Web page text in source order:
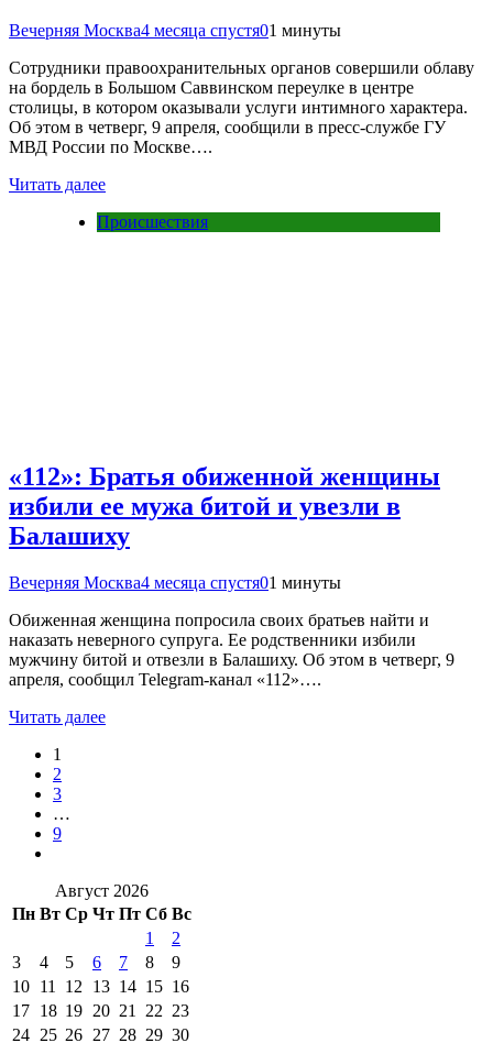
Вечерняя Москва4 месяца спустя01 минуты
Сотрудники правоохранительных органов совершили облаву
на бордель в Большом Саввинском переулке в центре
столицы, в котором оказывали услуги интимного характера.
Об этом в четверг, 9 апреля, сообщили в пресс-службе ГУ
МВД России по Москве….
Читать далее
Происшествия
«112»: Братья обиженной женщины
избили ее мужа битой и увезли в
Балашиху
Вечерняя Москва4 месяца спустя01 минуты
Обиженная женщина попросила своих братьев найти и
наказать неверного супруга. Ее родственники избили
мужчину битой и отвезли в Балашиху. Об этом в четверг, 9
апреля, сообщил Telegram-канал «112»….
Читать далее
1
2
3
…
9
Август 2026
Пн Вт Ср Чт Пт Сб Вс
1
2
3
4 5 6 7 8
9
10 11 12 13 14 15 16
17 18 19 20 21 22 23
24 25 26 27 28 29 30